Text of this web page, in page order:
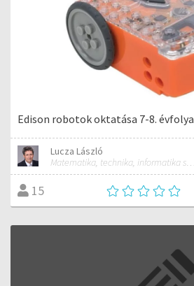
Edison robotok oktatása 7-8.
Lucza László
Matematika, technika, informatika szakos általános iskolai tanár; mentorpedagógus, mestertanár
15